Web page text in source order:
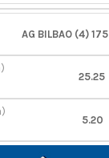
AG BILBAO (4) 175
25.25
5.20